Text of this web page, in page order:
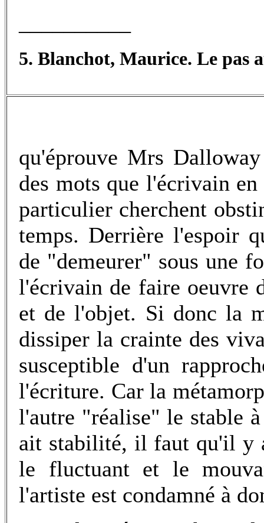
5. Blanchot, Maurice. Le pas
qu'éprouve Mrs
des mots que l'écrivain
particulier cherchent
temps. Derrière l'espoir
de "demeurer" sous une
l'écrivain de faire oeuvre
et de l'objet. Si donc la
dissiper la crainte des
susceptible d'un
l'écriture. Car la
l'autre "réalise" le stable
ait stabilité, il faut qu'il y
le fluctuant et le
l'artiste est condamné à